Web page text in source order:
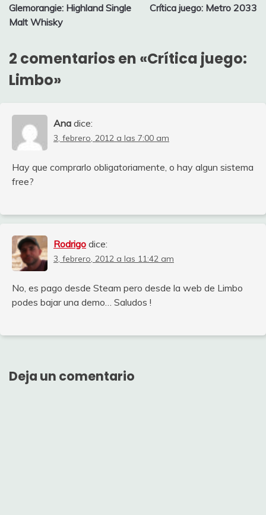
de
Glemorangie: Highland Single
Malt Whisky
Crítica juego: Metro 2033
2 comentarios en «Crítica juego:
Limbo»
Ana dice:
3, febrero, 2012 a las 7:00 am
Hay que comprarlo obligatoriamente, o hay algun sistema
free?
Rodrigo dice:
3, febrero, 2012 a las 11:42 am
No, es pago desde Steam pero desde la web de Limbo
podes bajar una demo… Saludos !
Deja un comentario